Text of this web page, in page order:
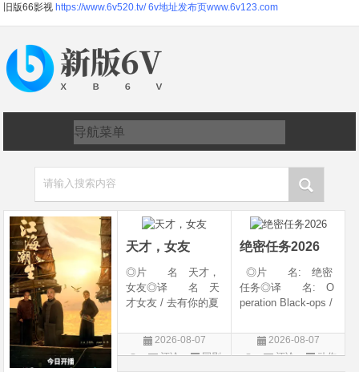
旧版66影视 https://www.6v520.tv/ 6v地址发布页www.6v123.com
请输入搜索内容
天才，女友
◎片 名 天才，
女友◎译 名 天
才女友 / 去有你的夏
年 代 2026◎
产 地 中国大陆
2026-08-07
评论
国剧
绝密任务2026
◎片 名: 绝密
任务◎译 名: O
peration Black-ops /
&amp;middot;绝密任
务◎年 代: 202
2026-08-07
评论
动作